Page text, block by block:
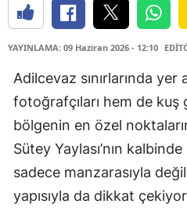
YAYINLAMA: 09 Haziran 2026 - 12:10
Adilcevaz sınırlarında
fotoğrafçıları hem de kuş
bölgenin en özel
Sütey Yaylası’nın
sadece manzarasıyla
yapısıyla da dikkat